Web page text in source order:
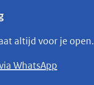
altijd voor je open.
WhatsApp